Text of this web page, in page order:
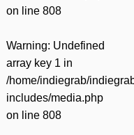
on line 808
Warning: Undefined
array key 1 in
/home/indiegrab/
includes/media.php
on line 808